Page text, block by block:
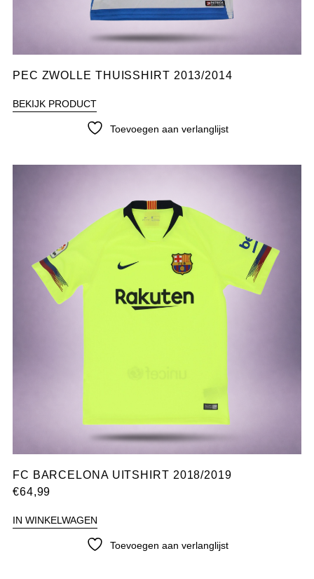
PEC ZWOLLE THUISSHIRT 2013/2014
BEKIJK PRODUCT
Toevoegen aan verlanglijst
FC BARCELONA UITSHIRT 2018/2019
€64,99
IN WINKELWAGEN
Toevoegen aan verlanglijst